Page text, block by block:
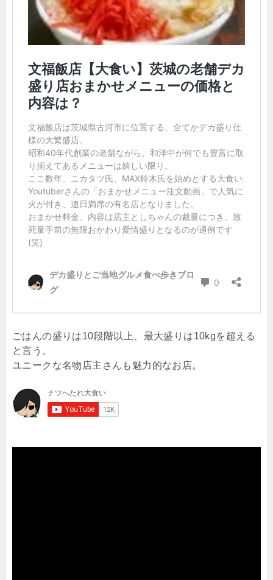
ごはんの盛りは10段階以上、最大盛りは10kgを超える
と言う。
ユニークな名物店主さんも魅力的なお店。